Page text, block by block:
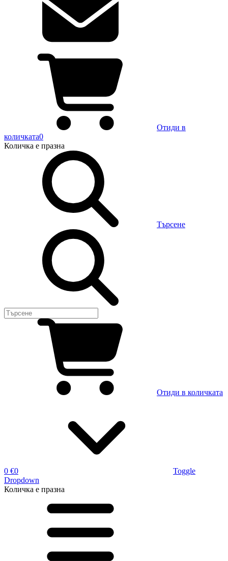
Отиди в
количката0
Количка е празна
Търсене
Отиди в количката
0 €0
Toggle
Dropdown
Количка е празна